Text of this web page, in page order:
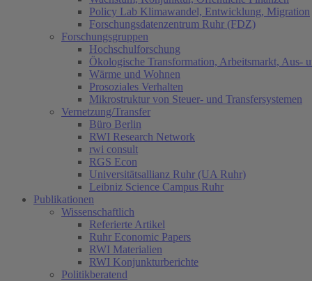
Policy Lab Klimawandel, Entwicklung, Migration
Forschungsdatenzentrum Ruhr (FDZ)
Forschungsgruppen
Hochschulforschung
Ökologische Transformation, Arbeitsmarkt, Aus-
Wärme und Wohnen
Prosoziales Verhalten
Mikrostruktur von Steuer- und Transfersystemen
Vernetzung/Transfer
Büro Berlin
RWI Research Network
rwi consult
RGS Econ
Universitätsallianz Ruhr (UA Ruhr)
Leibniz Science Campus Ruhr
Publikationen
Wissenschaftlich
Referierte Artikel
Ruhr Economic Papers
RWI Materialien
RWI Konjunkturberichte
Politikberatend